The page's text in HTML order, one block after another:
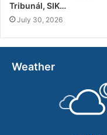
Tribunál, SIK…
July 30, 2026
Weather